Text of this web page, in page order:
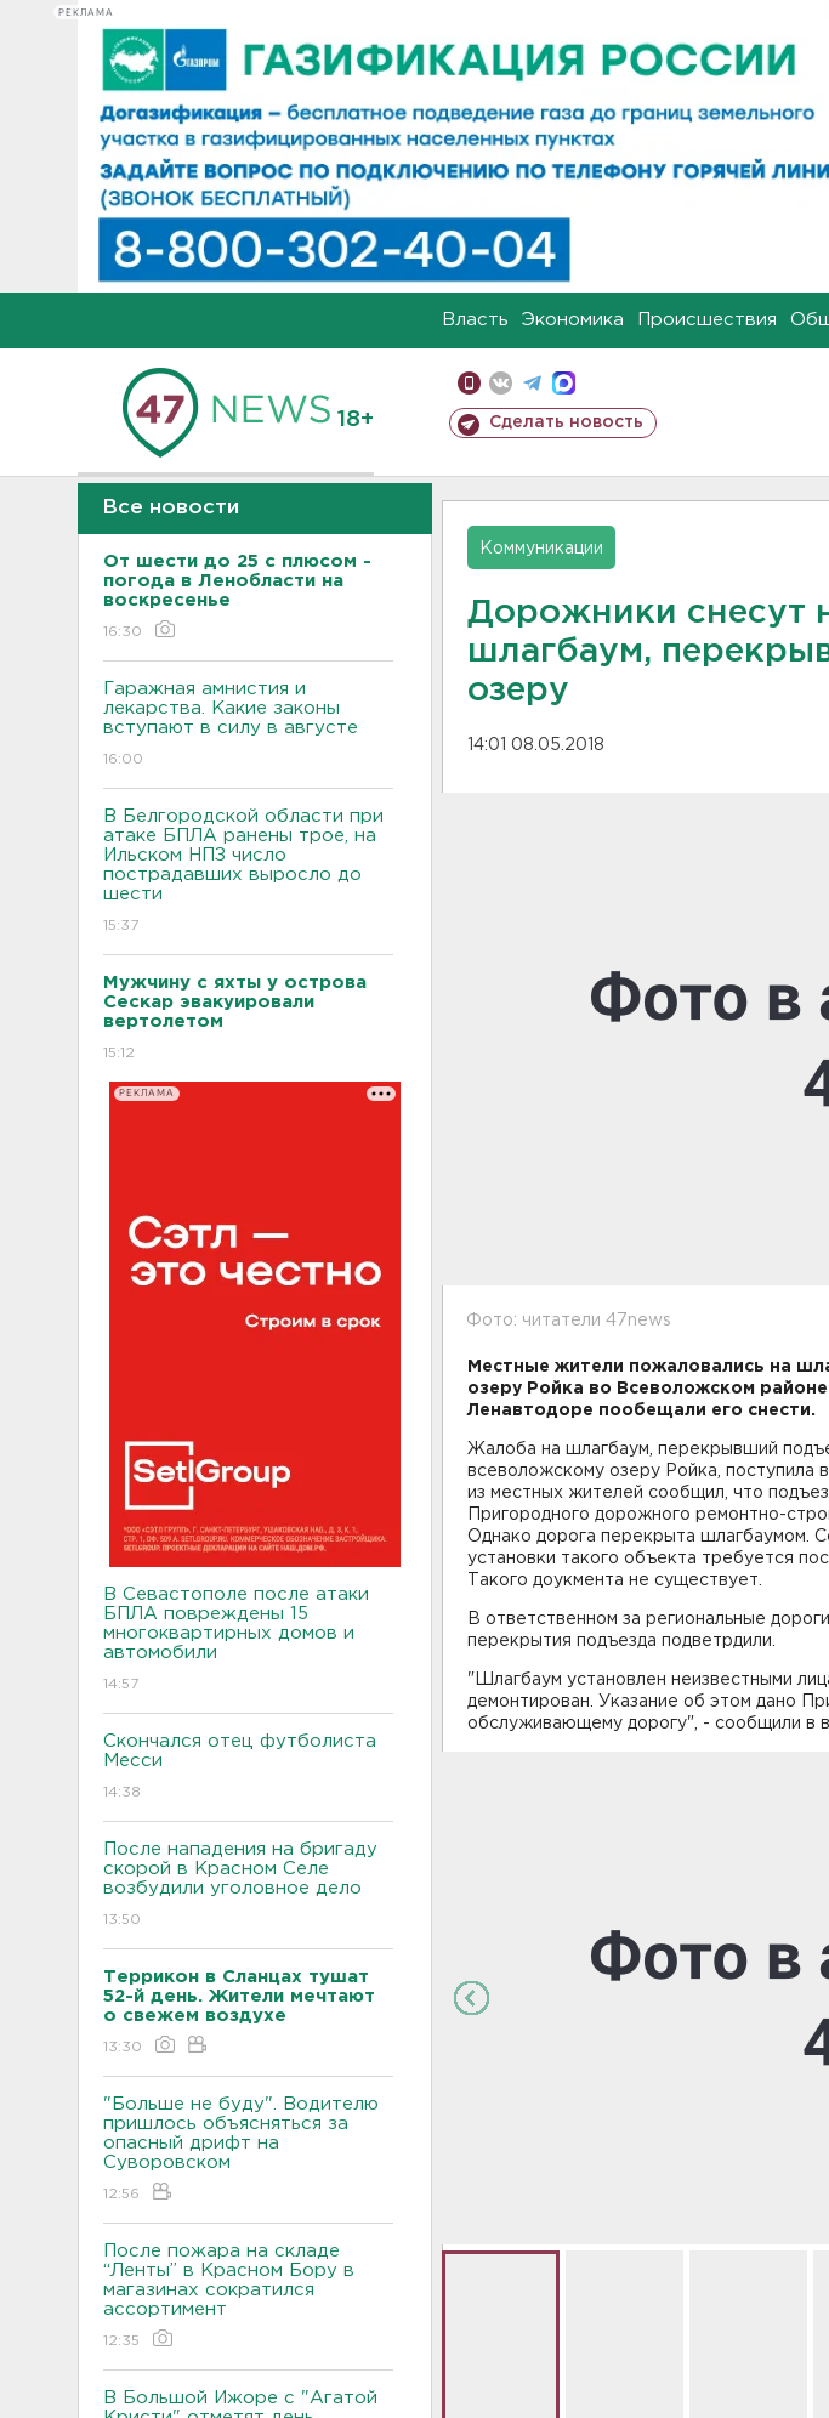
РЕКЛАМА
Власть Экономика Происшествия
18+ Сделать новость
Все новости
От шести до 25 с плюсом -
погода в Ленобласти на
воскресенье
16:30
Гаражная амнистия и
лекарства. Какие законы
вступают в силу в августе
16:00
В Белгородской области при
атаке БПЛА ранены трое, на
Ильском НПЗ число
пострадавших выросло до
шести
15:37
Мужчину с яхты у острова
Сескар эвакуировали
вертолетом
15:12
РЕКЛАМА
В Севастополе после атаки
БПЛА повреждены 15
многоквартирных домов и
автомобили
14:57
Скончался отец футболиста
Месси
14:38
После нападения на бригаду
скорой в Красном Селе
возбудили уголовное дело
13:50
Террикон в Сланцах тушат
52-й день. Жители мечтают
о свежем воздухе
13:30
"Больше не буду". Водителю
пришлось объясняться за
опасный дрифт на
Суворовском
12:56
После пожара на складе
“Ленты” в Красном Бору в
магазинах сократился
ассортимент
12:35
В Большой Ижоре с "Агатой
Коммуникации
Дорожники снесут
шлагбаум,
озеру
14:01 08.05.2018
Фото: читатели 47news
Местные жители пожаловались на
озеру Ройка во Всеволожском
Ленавтодоре пообещали его снести.
Жалоба на шлагбаум, перекрывший
всеволожскому озеру Ройка, поступила
из местных жителей сообщил, что
Пригородного дорожного ремонтно-
Однако дорога перекрыта шлагбаумом.
установки такого объекта требуется
Такого доукмента не существует.
В ответственном за региональные
перекрытия подъезда подветрдили.
"Шлагбаум установлен неизвестными
демонтирован. Указание об этом дано
обслуживающему дорогу", - сообщили в